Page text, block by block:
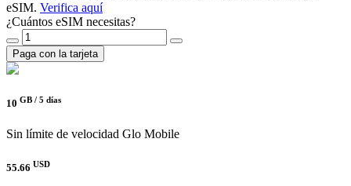
eSIM. Verifica aquí
¿Cuántos eSIM necesitas?
Paga con la tarjeta
10 GB / 5 días
Sin límite de velocidad Glo Mobile
55.66 USD